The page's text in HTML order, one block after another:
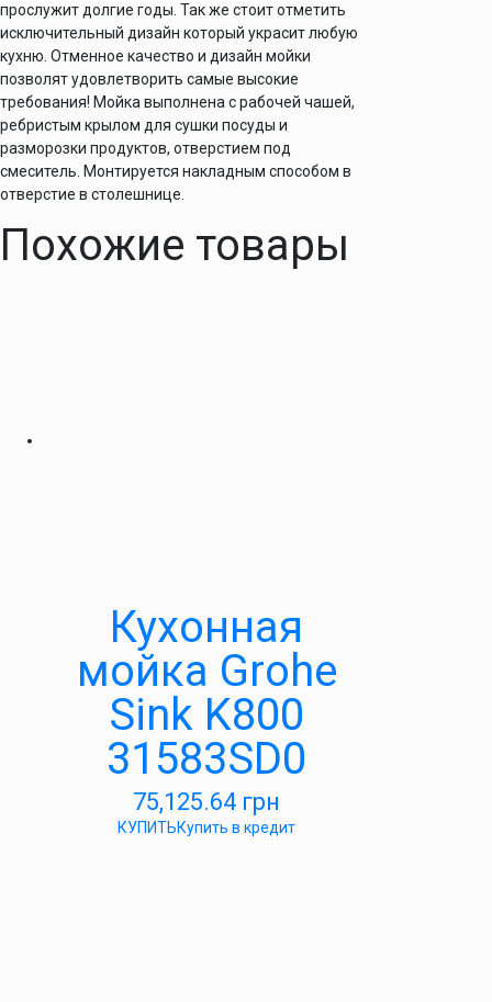
прослужит долгие годы. Так же стоит отметить
исключительный дизайн который украсит любую
кухню. Отменное качество и дизайн мойки
позволят удовлетворить самые высокие
требования! Мойка выполнена с рабочей чашей,
ребристым крылом для сушки посуды и
разморозки продуктов, отверстием под
смеситель. Монтируется накладным способом в
отверстие в столешнице.
Похожие товары
Кухонная
мойка Grohe
Sink K800
31583SD0
75,125.64 грн
КУПИТЬКупить в кредит